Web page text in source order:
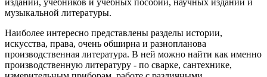
музыкальной литературы.
Наиболее интересно представлены разделы истории,
искусства, права, очень обширна и разнопланова
производственная литература. В ней можно найти как именно
производственную литературу - по сварке, сантехнике,